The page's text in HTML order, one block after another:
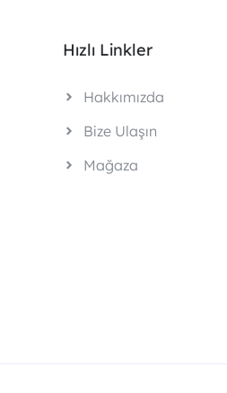
Hızlı Linkler
Hakkımızda
Bize Ulaşın
Mağaza